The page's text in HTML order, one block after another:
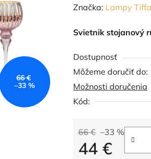
Značka: Lampy
Svietnik stojanový
Dostupnosť
Môžeme doručiť do:
Možnosti doručenia
Kód:
66 € –33 %
44 €
66 €
–33 %